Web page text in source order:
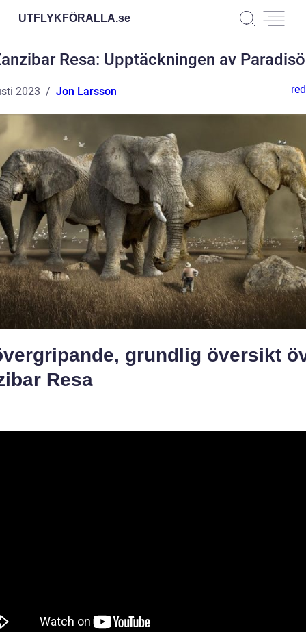
UTFLYKFÖRALLA.se
Resa: Upptäckningen av
2023 Jon Larsson
grundlig översikt
Resa